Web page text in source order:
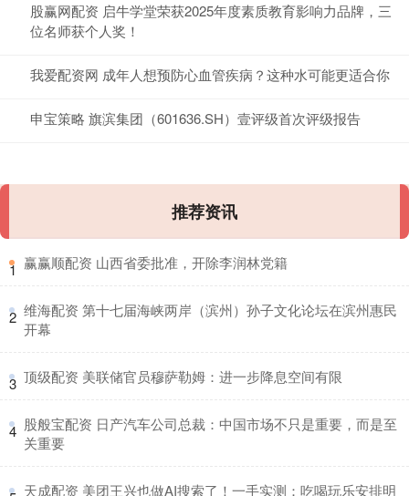
股赢网配资 启牛学堂荣获2025年度素质教育影响力品牌，三
位名师获个人奖！
我爱配资网 成年人想预防心血管疾病？这种水可能更适合你
申宝策略 旗滨集团（601636.SH）壹评级首次评级报告
推荐资讯
1 ​赢赢顺配资 山西省委批准，开除李润林党籍
2 ​维海配资 第十七届海峡两岸（滨州）孙子文化论坛在滨州惠民
开幕
3 ​顶级配资 美联储官员穆萨勒姆：进一步降息空间有限
4 ​股般宝配资 日产汽车公司总裁：中国市场不只是重要，而是至
关重要
​天成配资 美团王兴也做AI搜索了！一手实测：吃喝玩乐安排明